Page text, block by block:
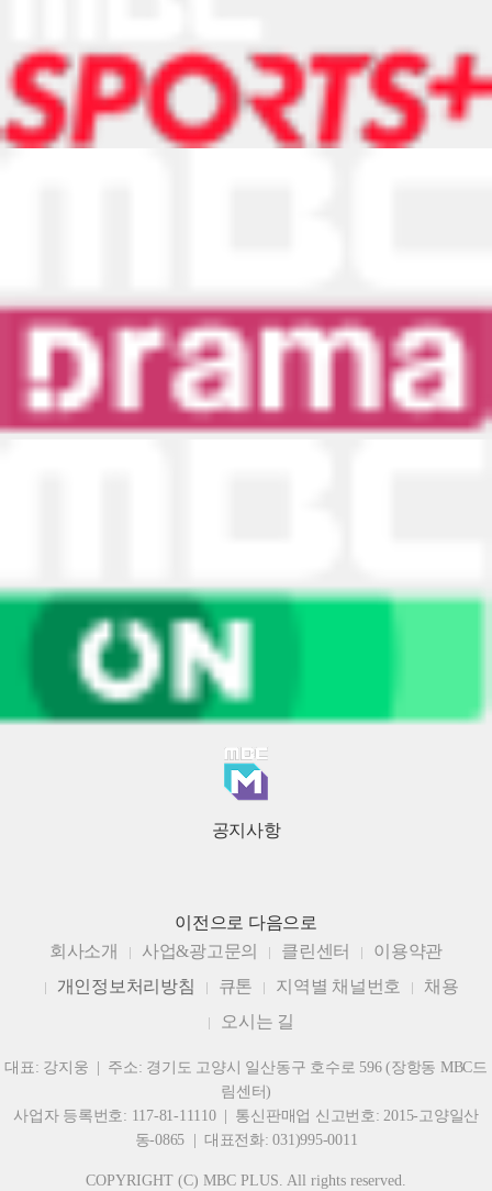
공지사항
이전으로 다음으로
회사소개
사업&광고문의 클린센터
이용약관
개인정보처리방침
큐톤 지역별 채널번호
채용
오시는 길
대표: 강지웅 | 주소: 경기도 고양시 일산동구 호수로 596 (장항동 MBC드
림센터)
사업자 등록번호: 117-81-11110 | 통신판매업 신고번호: 2015-고양일산
동-0865 | 대표전화: 031)995-0011
COPYRIGHT (C) MBC PLUS. All rights reserved.